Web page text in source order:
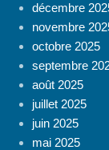
décembre
novembre
octobre 2025
septembre
août 2025
juillet 2025
juin 2025
mai 2025